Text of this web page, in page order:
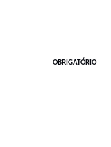
OBRIGATÓRIO